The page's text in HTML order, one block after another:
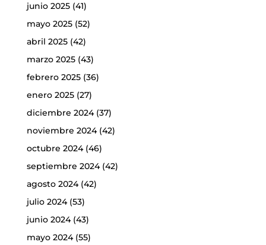
junio 2025(41)
mayo 2025(52)
abril 2025(42)
marzo 2025(43)
febrero 2025(36)
enero 2025(27)
diciembre 2024(37)
noviembre 2024(42)
octubre 2024(46)
septiembre 2024(42)
agosto 2024(42)
julio 2024(53)
junio 2024(43)
mayo 2024(55)